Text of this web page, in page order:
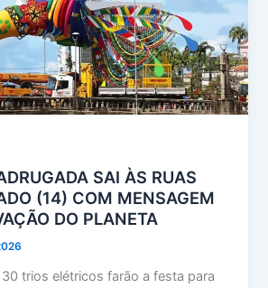
SAI ÀS RUAS
(14) COM MENSAGEM
DO PLANETA
trios elétricos farão a festa para